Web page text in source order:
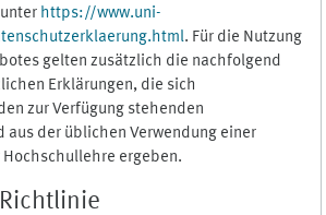
https://www.uni-
. Für die Nutzung
gelten zusätzlich die nachfolgend
Erklärungen, die sich
zur Verfügung stehenden
aus der üblichen Verwendung einer
ergeben.